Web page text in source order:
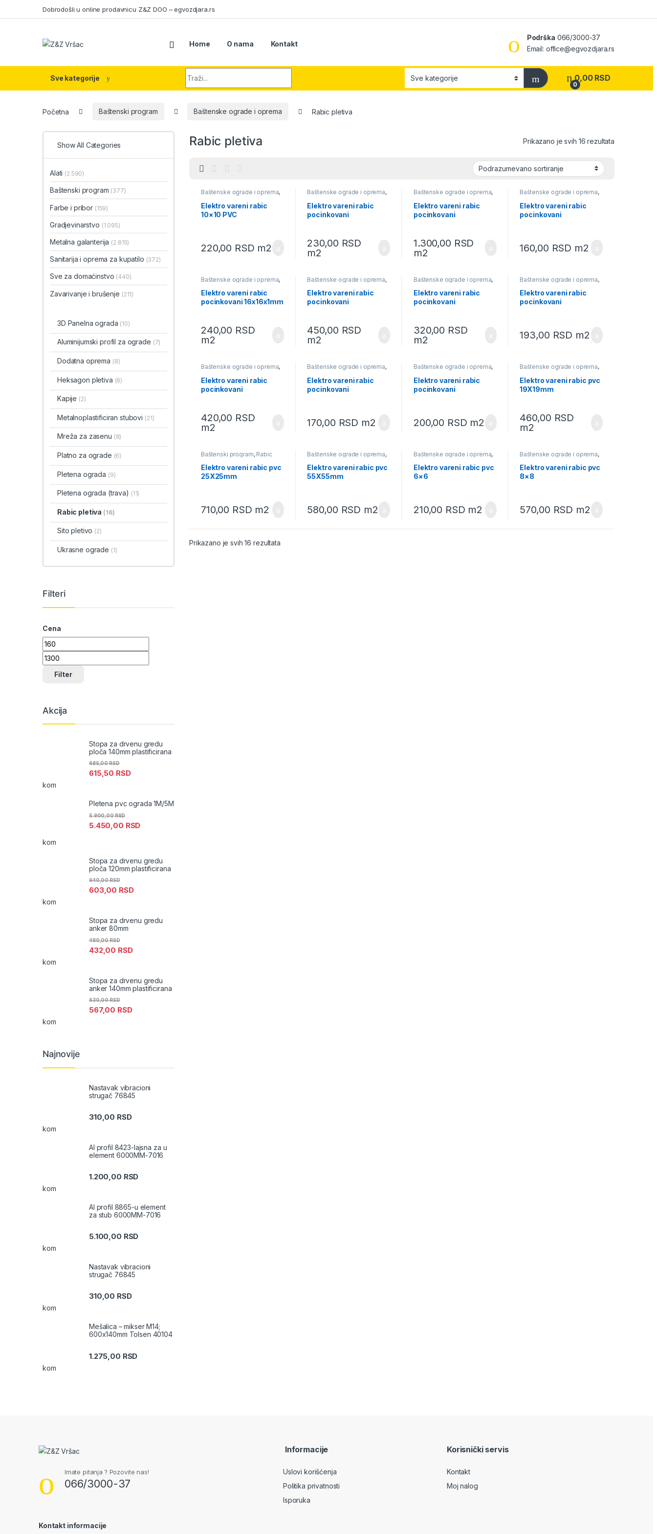
Dobrodošli u online prodavnicu Z&Z DOO – egvozdjara.rs
Home O nama Kontakt
Podrška 066/3000-37
Email: office@egvozdjara.rs
Sve kategorije
0
0,00 RSD
Početna Baštenski program Baštenske ograde i oprema Rabic pletiva
Rabic pletiva Prikazano je svih 16 rezultata
Baštenske ograde i oprema,
Baštenski program
Rabic
pletiva
Elektro vareni rabic
10×10 PVC
220,00 RSD m2
Baštenske ograde i oprema,
Baštenski program
Rabic
pletiva
Elektro vareni rabic
pocinkovani
230,00 RSD
m2
Baštenske ograde i oprema,
Baštenski program
Rabic
pletiva
Elektro vareni rabic
pocinkovani
1.300,00 RSD
m2
Baštenske ograde i oprema,
Baštenski program
Rabic
pletiva
Elektro vareni rabic
pocinkovani
160,00 RSD m2
Baštenske ograde i oprema,
Baštenski program
Rabic
pletiva
Elektro vareni rabic
pocinkovani 16x16x1mm
240,00 RSD
m2
Baštenske ograde i oprema,
Baštenski program
Rabic
pletiva
Elektro vareni rabic
pocinkovani
450,00 RSD
m2
Baštenske ograde i oprema,
Baštenski program
Rabic
pletiva
Elektro vareni rabic
pocinkovani
320,00 RSD
m2
Baštenske ograde i oprema,
Baštenski program
Rabic
pletiva
Elektro vareni rabic
pocinkovani
193,00 RSD m2
Baštenske ograde i oprema,
Baštenski program
Rabic
pletiva
Elektro vareni rabic
pocinkovani
420,00 RSD
m2
Baštenske ograde i oprema,
Baštenski program
Rabic
pletiva
Elektro vareni rabic
pocinkovani
170,00 RSD m2
Baštenske ograde i oprema,
Baštenski program
Rabic
pletiva
Elektro vareni rabic
pocinkovani
200,00 RSD m2
Baštenske ograde i oprema,
Baštenski program
Rabic
pletiva
Elektro vareni rabic pvc
19X19mm
460,00 RSD
m2
Baštenski program, Rabic
Elektro vareni rabic pvc
25X25mm
710,00 RSD m2
Baštenske ograde i oprema,
Baštenski program
Rabic
pletiva
Elektro vareni rabic pvc
55X55mm
580,00 RSD m2
Baštenske ograde i oprema,
Baštenski program
Rabic
pletiva
Elektro vareni rabic pvc
6×6
210,00 RSD m2
Baštenske ograde i oprema,
Baštenski program
Rabic
pletiva
Elektro vareni rabic pvc
8×8
570,00 RSD m2
Prikazano je svih 16 rezultata
Show All Categories
Alati (2.590)
Baštenski program (377)
Farbe i pribor (159)
Gradjevinarstvo (1.095)
Metalna galanterija (2.815)
Sanitarija i oprema za kupatilo (372)
Sve za domaćinstvo (440)
Zavarivanje i brušenje (211)
3D Panelna ograda (10)
Aluminijumski profil za ograde (7)
Dodatna oprema (8)
Heksagon pletiva (8)
Kapije (2)
Metalnoplastificiran stubovi (21)
Mreža za zasenu (8)
Platno za ograde (6)
Pletena ograda (9)
Pletena ograda (trava) (11)
Rabic pletiva (16)
Sito pletivo (2)
Ukrasne ograde (1)
Filteri
Cena
Minimalna cena
Maksimalna cena
Filter
Akcija
Stopa za drvenu gredu
ploča 140mm plastificirana
615,50 RSD
685,00RSD
kom
Pletena pvc ograda 1M/5M
5.450,00 RSD
5.900,00RSD
kom
Stopa za drvenu gredu
ploča 120mm plastificirana
603,00 RSD
640,00RSD
kom
Stopa za drvenu gredu
anker 80mm
432,00 RSD
480,00RSD
kom
Stopa za drvenu gredu
anker 140mm plastificirana
567,00 RSD
630,00RSD
kom
Najnovije
Nastavak vibracioni
strugač 76845
310,00 RSD
kom
Al profil 8423-lajsna za u
element 6000MM-7016
1.200,00 RSD
kom
Al profil 8865-u element
za stub 6000MM-7016
5.100,00 RSD
kom
Nastavak vibracioni
strugač 76845
310,00 RSD
kom
Mešalica – mikser M14;
600x140mm Tolsen 40104
1.275,00 RSD
kom
Imate pitanja ? Pozovite nas!
066/3000-37
Kontakt informacije
Informacije
Uslovi korišćenja
Politika privatnosti
Isporuka
Korisnički servis
Kontakt
Moj nalog